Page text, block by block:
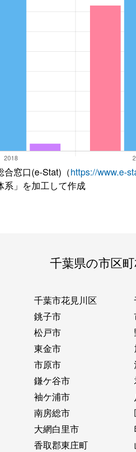
合窓口(e-Stat)（https://www.e-
系」を加工して作成
千葉県の市区
千葉市花見川区
銚子市
松戸市
東金市
市原市
鎌ケ谷市
袖ケ浦市
南房総市
大網白里市
香取郡東庄町